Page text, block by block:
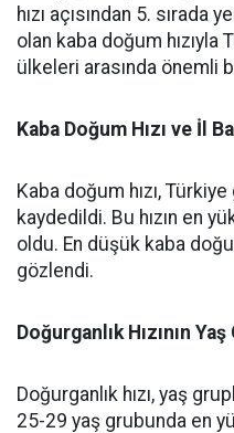
hızı açısından 5. sırada
olan kaba doğum hızıyla
ülkeleri arasında önemli
Kaba Doğum Hızı ve İl
Kaba doğum hızı,
kaydedildi. Bu hızın en
oldu. En düşük kaba
gözlendi.
Doğurganlık Hızının
Doğurganlık hızı, yaş
25-29 yaş grubunda en